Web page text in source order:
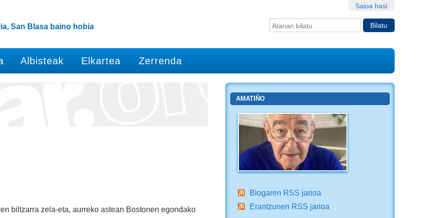
Saioa hasi
Bilatu atarian
San Blasa baino hobia
Albisteak Elkartea Zerrenda
biltzarra zela-eta, aurreko astean Bostonen egondako
AMATIÑO
Blogaren RSS jarioa
Erantzunen RSS jarioa